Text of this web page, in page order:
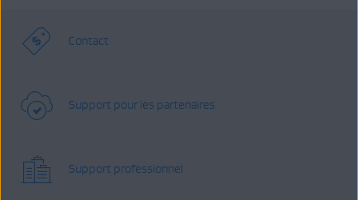
Contact
Support pour les partenaires
Support professionnel